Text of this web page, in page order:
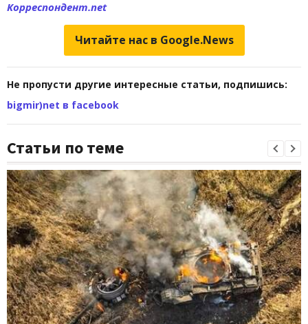
Корреспондент.net
Читайте нас в Google.News
Не пропусти другие интересные статьи, подпишись:
bigmir)net в facebook
Статьи по теме